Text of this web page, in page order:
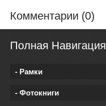
Комментарии (0)
Полная Навигация
- Рамки
- Фотокниги